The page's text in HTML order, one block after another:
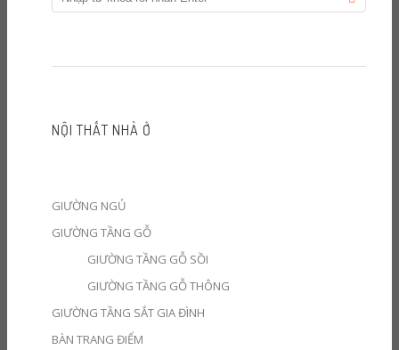
NỘI THẤT NHÀ Ở
GIƯỜNG NGỦ
GIƯỜNG TẦNG GỖ
GIƯỜNG TẦNG GỖ SỒI
GIƯỜNG TẦNG GỖ THÔNG
GIƯỜNG TẦNG SẮT GIA ĐÌNH
BÀN TRANG ĐIỂM